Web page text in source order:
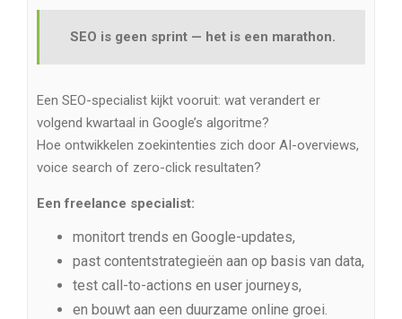
SEO is geen sprint — het is een marathon.
Een SEO-specialist kijkt vooruit: wat verandert er
volgend kwartaal in Google’s algoritme?
Hoe ontwikkelen zoekintenties zich door AI-overviews,
voice search of zero-click resultaten?
Een freelance specialist:
monitort trends en Google-updates,
past contentstrategieën aan op basis van data,
test call-to-actions en user journeys,
en bouwt aan een duurzame online groei.